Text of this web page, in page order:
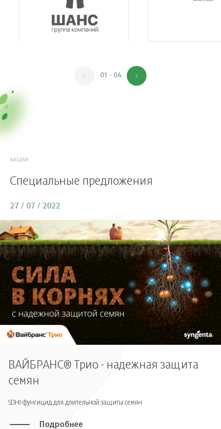
01 - 04
АКЦИИ
Специальные предложения
27 / 07 / 2022
ВАЙБРАНС® Трио - надежная защита
семян
SDHI-фунгицид для длительной защиты семян
Подробнее